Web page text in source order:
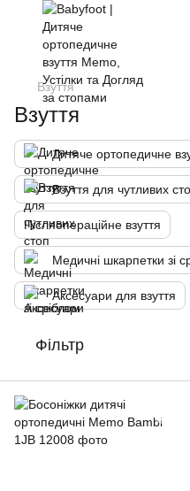
Взуття
Взуття
Дитяче ортопедичне
Взуття для чутливих
Післяопераційне взуття
Медичні шкарпетки зі
Аксесуари для взуття
Фільтр